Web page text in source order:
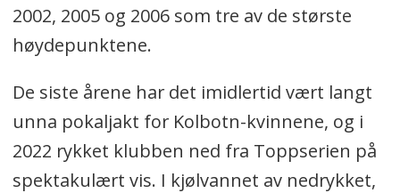
2002, 2005 og 2006 som tre av de største
høydepunktene.
De siste årene har det imidlertid vært langt
unna pokaljakt for Kolbotn-kvinnene, og i
2022 rykket klubben ned fra Toppserien på
spektakulært vis. I kjølvannet av nedrykket,